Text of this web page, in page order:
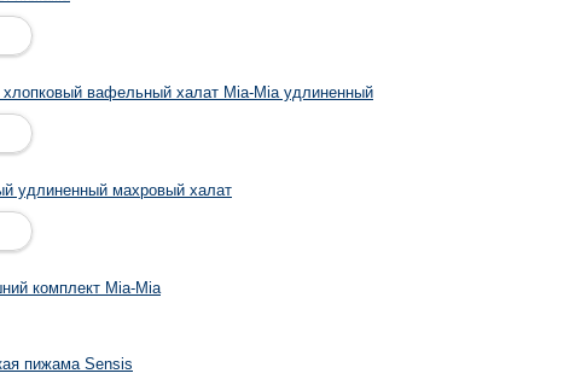
вафельный халат Mia-Mia удлиненный
удлиненный махровый халат
комплект Mia-Mia
пижама Sensis